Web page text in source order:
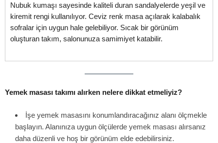
Nubuk kumaşı sayesinde kaliteli duran sandalyelerde yeşil ve
kiremit rengi kullanılıyor. Ceviz renk masa açılarak kalabalık
sofralar için uygun hale gelebiliyor. Sıcak bir görünüm
oluşturan takım, salonunuza samimiyet katabilir.
Yemek masası takımı alırken nelere dikkat etmeliyiz?
İşe yemek masasını konumlandıracağınız alanı ölçmekle
başlayın. Alanınıza uygun ölçülerde yemek masası alırsanız
daha düzenli ve hoş bir görünüm elde edebilirsiniz.